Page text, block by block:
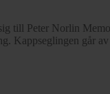
till Peter Norlin
Kappseglingen går